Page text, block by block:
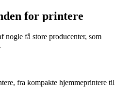
for printere
nogle få store producenter, som
fra kompakte hjemmeprintere til